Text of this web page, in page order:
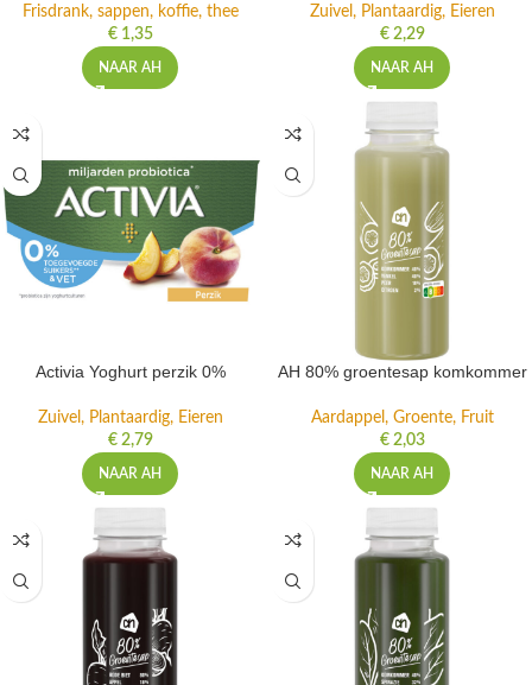
Frisdrank, sappen, koffie, thee
€1,35
NAAR AH
Zuivel, Plantaardig, Eieren
€2,29
NAAR AH
Activia Yoghurt perzik 0%
Zuivel, Plantaardig, Eieren
€2,79
NAAR AH
AH 80% groentesap komkommer
Aardappel, Groente, Fruit
€2,03
NAAR AH